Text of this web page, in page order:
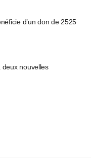
d’un don de 2525
deux nouvelles